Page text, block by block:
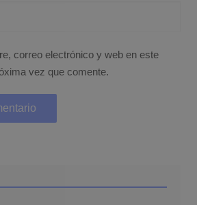
correo electrónico y web en este
vez que comente.